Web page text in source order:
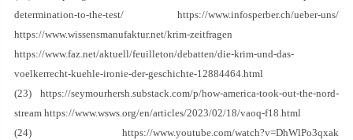
determination-to-the-test/ https://www.infosperber.ch/ueber-uns/
https://www.wissensmanufaktur.net/krim-zeitfragen
https://www.faz.net/aktuell/feuilleton/debatten/die-krim-und-das-
voelkerrecht-kuehle-ironie-der-geschichte-12884464.html
(23) https://seymourhersh.substack.com/p/how-america-took-out-the-nord-
stream https://www.wsws.org/en/articles/2023/02/18/vaoq-f18.html
(24) https://www.youtube.com/watch?v=DhWlPo3qxak